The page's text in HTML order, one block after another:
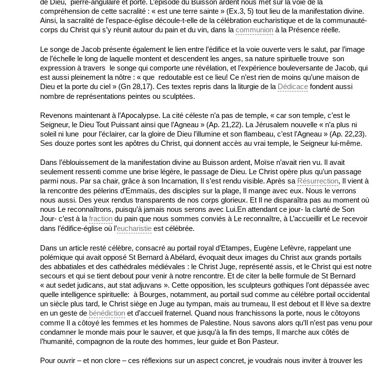
de Dieu, pierre-angulaire et porte. L’épisode du Buisson ardent nous met sur la voie de la
compréhension de cette sacralité : « est une terre sainte » (Ex.3, 5) tout lieu de la manifestation divine.
Ainsi, la sacralité de l’espace-église découle-t-elle de la célébration eucharistique et de la communauté-
corps du Christ qui s’y réunit autour du pain et du vin, dans la communion à la Présence réelle.
Le songe de Jacob présente également le lien entre l’édifice et la voie ouverte vers le salut, par l’image
de l’échelle le long de laquelle montent et descendent les anges, sa nature spirituelle trouve son
expression à travers le songe qui comporte une révélation, et l’expérience bouleversante de Jacob, qui
est aussi pleinement la nôtre : « que redoutable est ce lieu! Ce n’est rien de moins qu’une maison de
Dieu et la porte du ciel » (Gn 28,17). Ces textes repris dans la liturgie de la Dédicace fondent aussi
nombre de représentations peintes ou sculptées.
Revenons maintenant à l’Apocalypse. La cité céleste n’a pas de temple, « car son temple, c’est le
Seigneur, le Dieu Tout Puissant ainsi que l’Agneau » (Ap. 21,22). La Jérusalem nouvelle « n’a plus ni
soleil ni lune pour l’éclairer, car la gloire de Dieu l’illumine et son flambeau, c’est l’Agneau » (Ap. 22,23).
Ses douze portes sont les apôtres du Christ, qui donnent accès au vrai temple, le Seigneur lui-même.
Dans l’éblouissement de la manifestation divine au Buisson ardent, Moïse n’avait rien vu. Il avait
seulement ressenti comme une brise légère, le passage de Dieu. Le Christ opère plus qu’un passage
parmi nous. Par sa chair, grâce à son Incarnation, Il s’est rendu visible. Après sa Résurrection, Il vient à
la rencontre des pélerins d’Emmaüs, des disciples sur la plage, Il mange avec eux. Nous le verrons
nous aussi. Des yeux rendus transparents de nos corps glorieux. Et Il ne disparaîtra pas au moment où
nous Le reconnaîtrons, puisqu’à jamais nous serons avec Lui.En attendant ce jour- la clarté de Son
Jour- c’est à la fraction du pain que nous sommes conviés à Le reconnaître, à L’accueillir et Le recevoir
dans l’édifice-église où l’eucharistie est célébrée.
Dans un article resté célèbre, consacré au portail royal d’Etampes, Eugène Lefèvre, rappelant une
polémique qui avait opposé St Bernard à Abélard, évoquait deux images du Christ aux grands portails
des abbatiales et des cathédrales médiévales : le Christ Juge, représenté assis, et le Christ qui est notre
secours et qui se tient debout pour venir à notre rencontre. Et de citer la belle formule de St Bernard
« aut sedet judicans, aut stat adjuvans ». Cette opposition, les sculpteurs gothiques l’ont dépassée avec
quelle intelligence spirituelle: à Bourges, notamment, au portail sud comme au célébre portail occidental
un siècle plus tard, le Christ siège en Juge au tympan, mais au trumeau, Il est debout et Il lève sa dextre
en un geste de bénédiction et d’accueil fraternel. Quand nous franchissons la porte, nous le côtoyons
comme Il a côtoyé les femmes et les hommes de Palestine. Nous savons alors qu’Il n’est pas venu pour
condamner le monde mais pour le sauver, et que jusqu’à la fin des temps, Il marche aux côtés de
l’humanité, compagnon de la route des hommes, leur guide et Bon Pasteur.
Pour ouvrir – et non clore – ces réflexions sur un aspect concret, je voudrais nous inviter à trouver les